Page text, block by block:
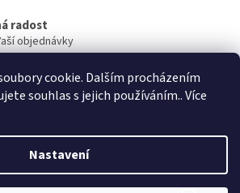
cookie. Dalším procházením
souhlas s jejich používáním.. Více
Nastavení
radost
objednávky
otevření
na streamu
Vytvořil Shoptet